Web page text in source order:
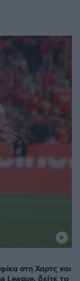
στη Χαρτς και